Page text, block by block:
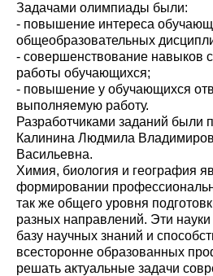
Задачами олимпиады были:
- повышение интереса
общеобразовательных
- совершенствование навыков
работы обучающихся;
- повышение у обучающихся
выполняемую работу.
Разработчиками заданий были
Калинина Людмила
Васильевна.
Химия, биология и география
формировании
так же общего уровня
разных направлений. Эти
базу научных знаний и
всесторонне образованных
решать актуальные задачи